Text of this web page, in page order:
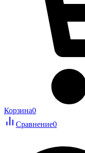
Корзина0
Сравнение0